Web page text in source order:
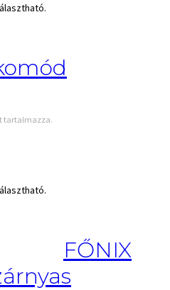
tartalmazza.
FŐNIX